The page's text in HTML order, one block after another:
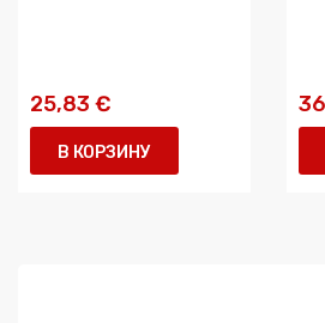
25,83 €
В КОРЗИНУ